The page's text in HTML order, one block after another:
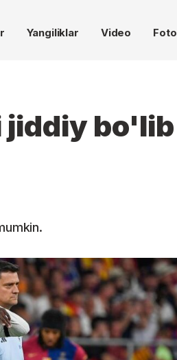
Yangiliklar Video Foto
jiddiy bo'lib